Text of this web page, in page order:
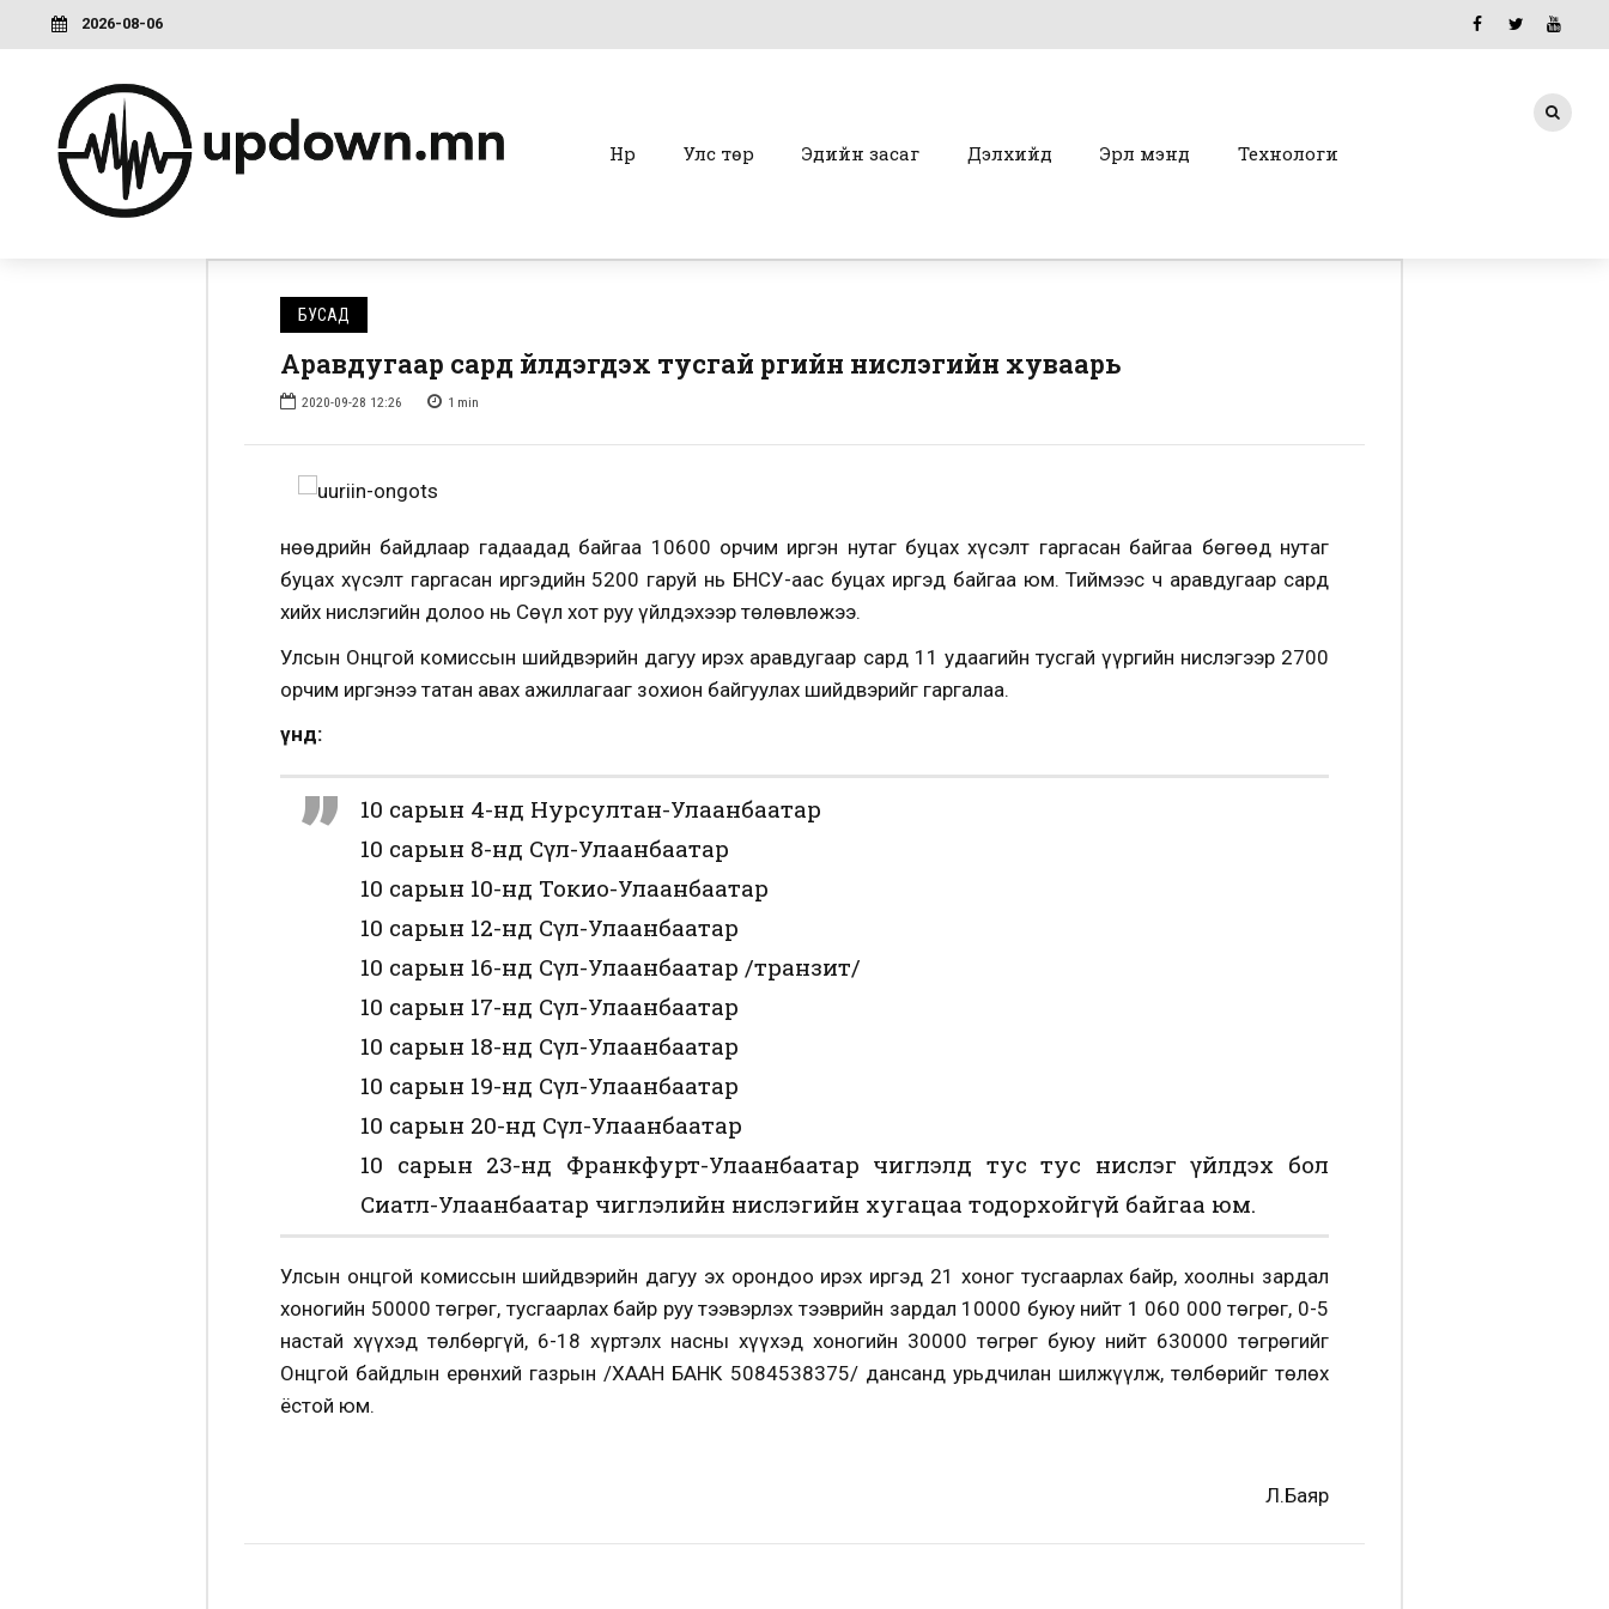
2026-08-06
Нүүр Улс төр Эдийн засаг Дэлхийд Эрүүл мэнд Технологи
БУСАД
Аравдугаар сард үйлдэгдэх тусгай үүргийн нислэгийн хуваарь
2020-09-28 12:26 1 min
Өнөөдрийн байдлаар гадаадад байгаа 10600 орчим иргэн нутаг буцах хүсэлт гаргасан байгаа бөгөөд нутаг
буцах хүсэлт гаргасан иргэдийн 5200 гаруй нь БНСУ-аас буцах иргэд байгаа юм. Тиймээс ч аравдугаар сард
хийх нислэгийн долоо нь Сөүл хот руу үйлдэхээр төлөвлөжээ.
Улсын Онцгой комиссын шийдвэрийн дагуу ирэх аравдугаар сард 11 удаагийн тусгай үүргийн нислэгээр 2700
орчим иргэнээ татан авах ажиллагааг зохион байгуулах шийдвэрийг гаргалаа.
Үүнд:
10 сарын 4-нд Нурсултан-Улаанбаатар
10 сарын 8-нд Сөүл-Улаанбаатар
10 сарын 10-нд Токио-Улаанбаатар
10 сарын 12-нд Сөүл-Улаанбаатар
10 сарын 16-нд Сөүл-Улаанбаатар /транзит/
10 сарын 17-нд Сөүл-Улаанбаатар
10 сарын 18-нд Сөүл-Улаанбаатар
10 сарын 19-нд Сөүл-Улаанбаатар
10 сарын 20-нд Сөүл-Улаанбаатар
10 сарын 23-нд Франкфурт-Улаанбаатар чиглэлд тус тус нислэг үйлдэх бол
Сиатл-Улаанбаатар чиглэлийн нислэгийн хугацаа тодорхойгүй байгаа юм.
Улсын онцгой комиссын шийдвэрийн дагуу эх орондоо ирэх иргэд 21 хоног тусгаарлах байр, хоолны зардал
хоногийн 50000 төгрөг, тусгаарлах байр руу тээвэрлэх тээврийн зардал 10000 буюу нийт 1 060 000 төгрөг, 0-5
настай хүүхэд төлбөргүй, 6-18 хүртэлх насны хүүхэд хоногийн 30000 төгрөг буюу нийт 630000 төгрөгийг
Онцгой байдлын ерөнхий газрын /ХААН БАНК 5084538375/ дансанд урьдчилан шилжүүлж, төлбөрийг төлөх
ёстой юм.
Л.Баяр